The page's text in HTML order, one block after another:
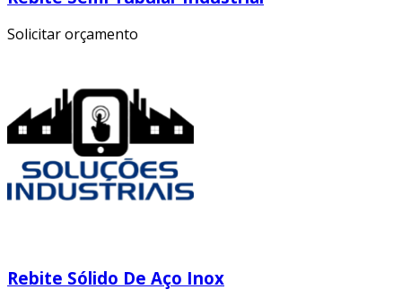
Solicitar orçamento
Rebite Sólido De Aço Inox